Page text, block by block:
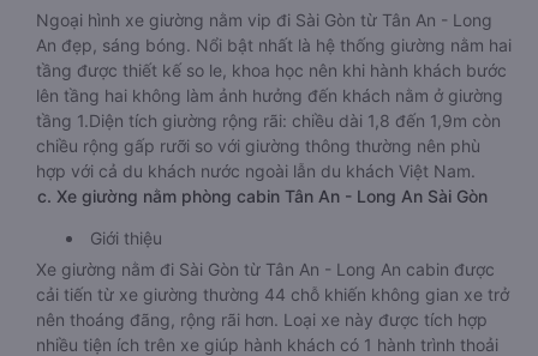
Ngoại hình xe giường nằm vip đi Sài Gòn từ Tân An - Long
An đẹp, sáng bóng. Nổi bật nhất là hệ thống giường nằm hai
tầng được thiết kế so le, khoa học nên khi hành khách bước
lên tầng hai không làm ảnh hưởng đến khách nằm ở giường
tầng 1.Diện tích giường rộng rãi: chiều dài 1,8 đến 1,9m còn
chiều rộng gấp rưỡi so với giường thông thường nên phù
hợp với cả du khách nước ngoài lẫn du khách Việt Nam.
c. Xe giường nằm phòng cabin Tân An - Long An Sài Gòn
Giới thiệu
Xe giường nằm đi Sài Gòn từ Tân An - Long An cabin được
cải tiến từ xe giường thường 44 chỗ khiến không gian xe trở
nên thoáng đãng, rộng rãi hơn. Loại xe này được tích hợp
nhiều tiện ích trên xe giúp hành khách có 1 hành trình thoải